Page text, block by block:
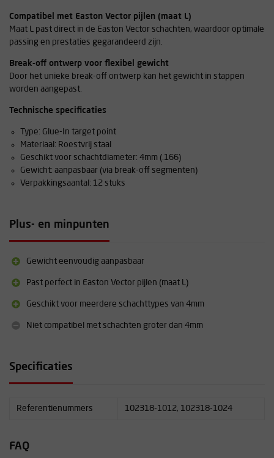
Compatibel met Easton Vector pijlen (maat L)
Maat L past direct in de Easton Vector schachten, waardoor optimale
passing en prestaties gegarandeerd zijn.
Break-off ontwerp voor flexibel gewicht
Door het unieke break-off ontwerp kan het gewicht in stappen
worden aangepast.
Technische specificaties
Type: Glue-In target point
Materiaal: Roestvrij staal
Geschikt voor schachtdiameter: 4mm (.166)
Gewicht: aanpasbaar (via break-off segmenten)
Verpakkingsaantal: 12 stuks
Plus- en minpunten
Gewicht eenvoudig aanpasbaar
Past perfect in Easton Vector pijlen (maat L)
Geschikt voor meerdere schachttypes van 4mm
Niet compatibel met schachten groter dan 4mm
Specificaties
Referentienummers 102318-1012, 102318-1024
FAQ